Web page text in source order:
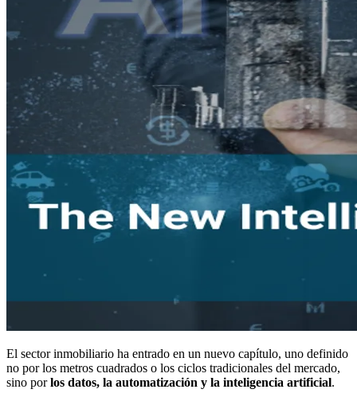
El sector inmobiliario ha entrado en un nuevo capítulo, uno definido
no por los metros cuadrados o los ciclos tradicionales del mercado,
sino porlos datos, la automatización y la inteligencia artificial.